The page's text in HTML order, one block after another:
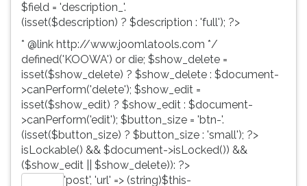
$field = 'description_'.
(isset($description) ? $description : 'full'); ?>
* @link http://www.joomlatools.com */
defined('KOOWA') or die; $show_delete =
isset($show_delete) ? $show_delete : $document-
>canPerform('delete'); $show_edit =
isset($show_edit) ? $show_edit : $document-
>canPerform('edit'); $button_size = 'btn-'.
(isset($button_size) ? $button_size : 'small'); ?>
isLockable() && $document->isLocked()) &&
($show_edit || $show_delete)): ?>
'post', 'url' => (string)$this-